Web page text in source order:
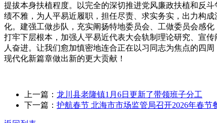
提拔本身扶植程度。以完全的深切推进党风廉政扶植和反
绩不雅，为人平易近履职，担任尽责、求实务实，出力构
化。建强工做步队，充实阐扬特地委员会、工做委员会感
打牢下层根本，加强人平易近代表大会轨制理论研究、宣
人奋进。让我们愈加慎密地连合正在以习同志为焦点的四
现代化新篇章做出新的更大贡献！
上一篇： 龙川县老隆镇1月6日更新了带领班子分工
下一篇： 护航春节 北海市市场监管局召开2026年春节